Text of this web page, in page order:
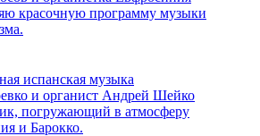
красочную программу музыки
испанская музыка
и органист Андрей Шейко
погружающий в атмосферу
и Барокко.